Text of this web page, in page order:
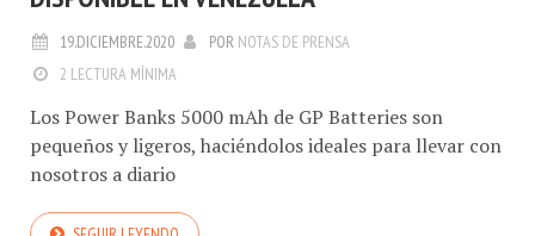
19.DICIEMBRE.2020 PORNOTAS DE PRENSA
2 LECTURA MÍNIMA
Los Power Banks 5000 mAh de GP Batteries son
pequeños y ligeros, haciéndolos ideales para llevar con
nosotros a diario